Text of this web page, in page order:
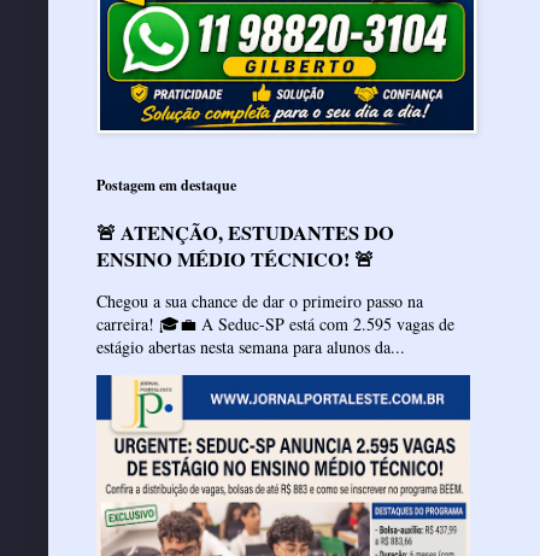
Postagem em destaque
🚨 ATENÇÃO, ESTUDANTES DO
ENSINO MÉDIO TÉCNICO! 🚨
Chegou a sua chance de dar o primeiro passo na
carreira! 🎓💼 A Seduc-SP está com 2.595 vagas de
estágio abertas nesta semana para alunos da...